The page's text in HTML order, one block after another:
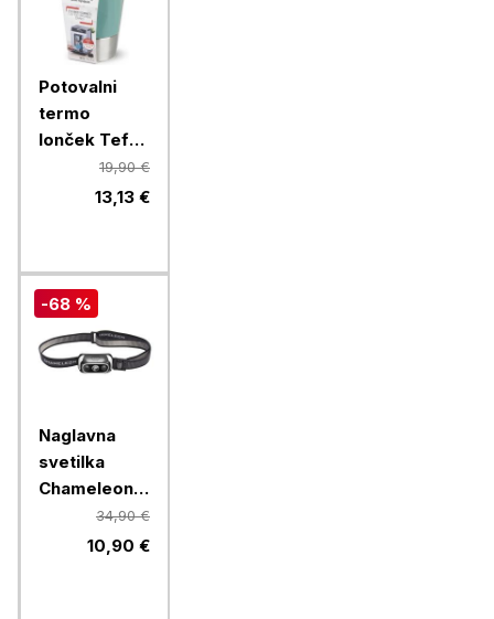
Potovalni
termo
lonček Tefal
N2160310,
19,90 €
13,13 €
-68 %
Naglavna
svetilka
Chameleon
34,90 €
10,90 €